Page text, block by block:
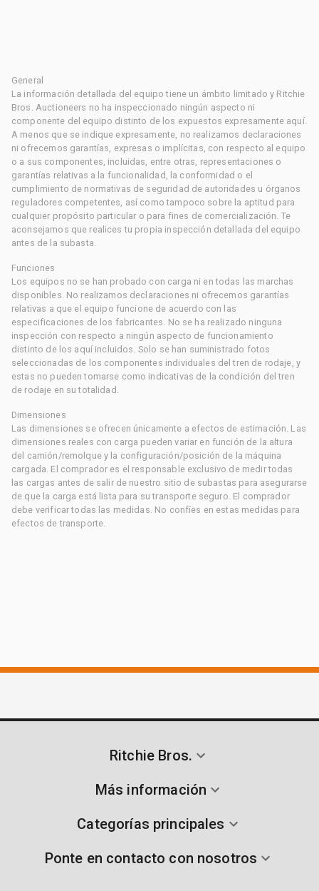
General
La información detallada del equipo tiene un ámbito limitado y Ritchie
Bros. Auctioneers no ha inspeccionado ningún aspecto ni
componente del equipo distinto de los expuestos expresamente aquí.
A menos que se indique expresamente, no realizamos declaraciones
ni ofrecemos garantías, expresas o implícitas, con respecto al equipo
o a sus componentes, incluidas, entre otras, representaciones o
garantías relativas a la funcionalidad, la conformidad o el
cumplimiento de normativas de seguridad de autoridades u órganos
reguladores competentes, así como tampoco sobre la aptitud para
cualquier propósito particular o para fines de comercialización. Te
aconsejamos que realices tu propia inspección detallada del equipo
antes de la subasta.
Funciones
Los equipos no se han probado con carga ni en todas las marchas
disponibles. No realizamos declaraciones ni ofrecemos garantías
relativas a que el equipo funcione de acuerdo con las
especificaciones de los fabricantes. No se ha realizado ninguna
inspección con respecto a ningún aspecto de funcionamiento
distinto de los aquí incluidos. Solo se han suministrado fotos
seleccionadas de los componentes individuales del tren de rodaje, y
estas no pueden tomarse como indicativas de la condición del tren
de rodaje en su totalidad.
Dimensiones
Las dimensiones se ofrecen únicamente a efectos de estimación. Las
dimensiones reales con carga pueden variar en función de la altura
del camión/remolque y la configuración/posición de la máquina
cargada. El comprador es el responsable exclusivo de medir todas
las cargas antes de salir de nuestro sitio de subastas para asegurarse
de que la carga está lista para su transporte seguro. El comprador
debe verificar todas las medidas. No confíes en estas medidas para
efectos de transporte.
Ritchie Bros.
Más información
Categorías principales
Ponte en contacto con nosotros